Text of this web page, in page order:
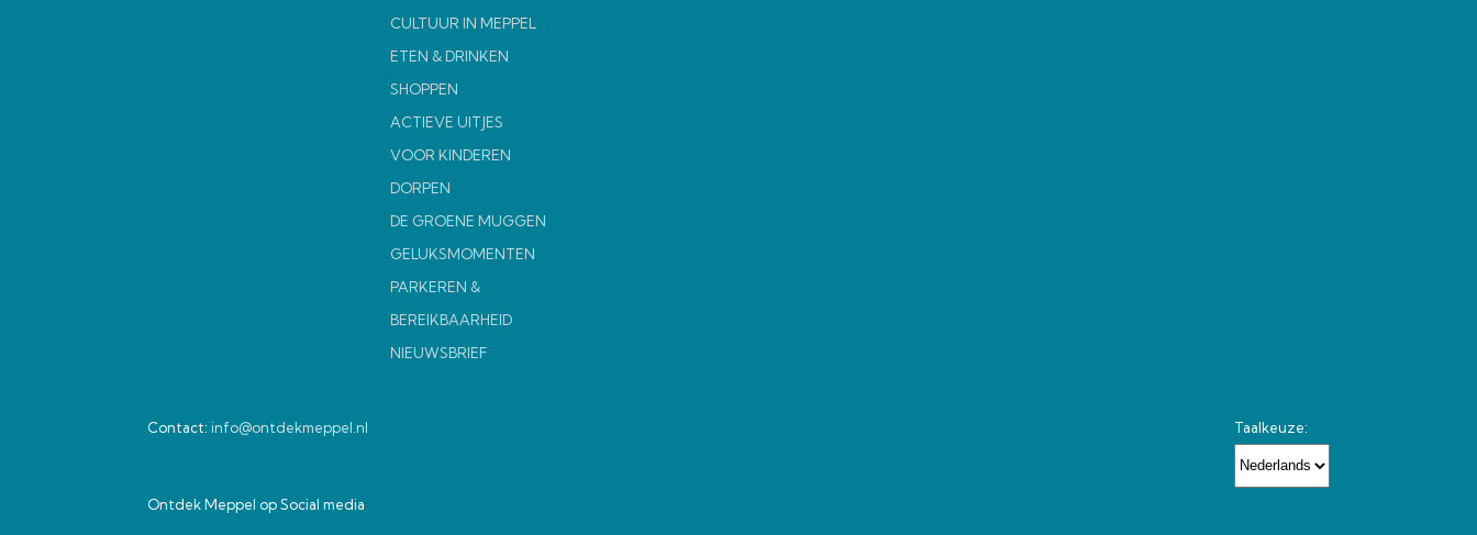
CULTUUR IN MEPPEL
ETEN & DRINKEN
SHOPPEN
ACTIEVE UITJES
VOOR KINDEREN
DORPEN
DE GROENE MUGGEN
GELUKSMOMENTEN
PARKEREN &
BEREIKBAARHEID
NIEUWSBRIEF
Taalkeuze:
Contact:info@ontdekmeppel.nl
Ontdek Meppel op Social media